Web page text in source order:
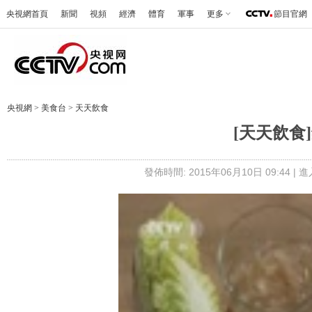
央視網首頁 新聞 視頻 經濟 體育 軍事 更多 節目官網
央視網 > 美食台 > 天天飲食
[天天飲食
發佈時間: 2015年06月10日 09:44 | 進